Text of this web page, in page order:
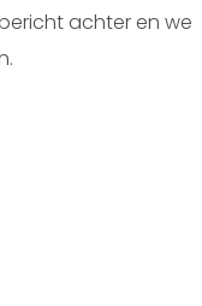
achter en we